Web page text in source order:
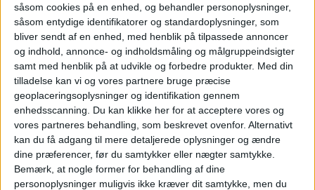
såsom cookies på en enhed, og behandler personoplysninger,
såsom entydige identifikatorer og standardoplysninger, som
bliver sendt af en enhed, med henblik på tilpassede annoncer
og indhold, annonce- og indholdsmåling og målgruppeindsigter
samt med henblik på at udvikle og forbedre produkter. Med din
tilladelse kan vi og vores partnere bruge præcise
geoplaceringsoplysninger og identifikation gennem
enhedsscanning. Du kan klikke her for at acceptere vores og
vores partneres behandling, som beskrevet ovenfor. Alternativt
kan du få adgang til mere detaljerede oplysninger og ændre
dine præferencer, før du samtykker eller nægter samtykke.
Bemærk, at nogle former for behandling af dine
personoplysninger muligvis ikke kræver dit samtykke, men du
hvordan har ser udviklingen de kommende år.
Der er tale om en massiv investering i turisme
og samtidigt er stor interesse fra disse lande,
om at besøge Skandinavien.